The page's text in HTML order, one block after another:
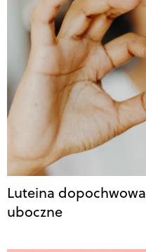
Luteina
uboczne